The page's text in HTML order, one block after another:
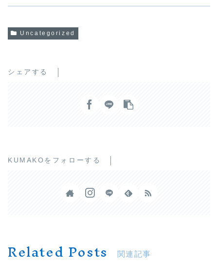
Uncategorized
シェアする
KUMAKOをフォローする
Related Posts 関連記事